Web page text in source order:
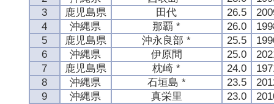
3
鹿児島県 田代 26.5
4
沖縄県 那覇 * 26.0
5
鹿児島県 沖永良部 * 25.5
6
沖縄県 伊原間 25.0
7
鹿児島県 枕崎 * 24.0
8
沖縄県 石垣島 * 23.5
9
沖縄県 真栄里 23.0